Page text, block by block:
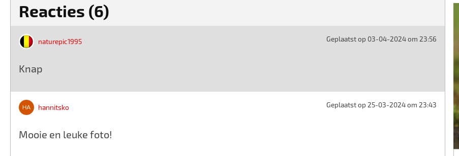
Reacties (6)
naturepic1995 Geplaatst op 03-04-2024 om 23:56
Knap
hannitsko Geplaatst op 25-03-2024 om 23:43
Mooie en leuke foto!